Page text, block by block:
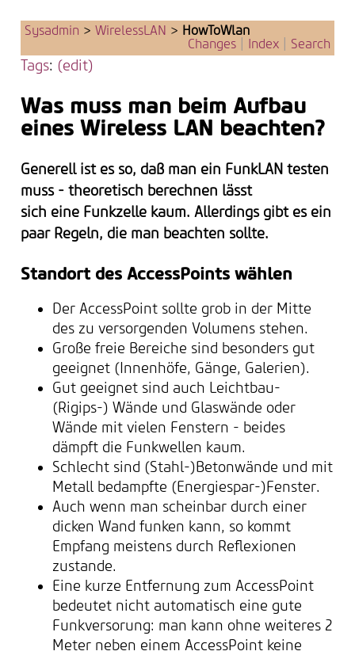
Sysadmin >WirelessLAN > HowToWlan
Changes
Index Search
Tags: (edit)
Was muss man beim Aufbau
eines Wireless LAN beachten?
Generell ist es so, daß man ein FunkLAN testen
muss - theoretisch berechnen lässt
sich eine Funkzelle kaum. Allerdings gibt es ein
paar Regeln, die man beachten sollte.
Standort des AccessPoints wählen
Der AccessPoint sollte grob in der Mitte
des zu versorgenden Volumens stehen.
Große freie Bereiche sind besonders gut
geeignet (Innenhöfe, Gänge, Galerien).
Gut geeignet sind auch Leichtbau-
(Rigips-) Wände und Glaswände oder
Wände mit vielen Fenstern - beides
dämpft die Funkwellen kaum.
Schlecht sind (Stahl-)Betonwände und mit
Metall bedampfte (Energiespar-)Fenster.
Auch wenn man scheinbar durch einer
dicken Wand funken kann, so kommt
Empfang meistens durch Reflexionen
zustande.
Eine kurze Entfernung zum AccessPoint
bedeutet nicht automatisch eine gute
Funkversorung: man kann ohne weiteres 2
Meter neben einem AccessPoint keine